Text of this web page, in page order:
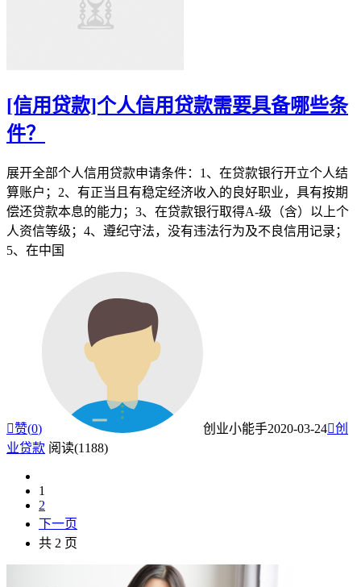
[信用贷款]个人信用贷款需要具备哪些条
件？
展开全部个人信用贷款申请条件：1、在贷款银行开立个人结
算账户；2、有正当且有稳定经济收入的良好职业，具有按期
偿还贷款本息的能力；3、在贷款银行取得A-级（含）以上个
人资信等级；4、遵纪守法，没有违法行为及不良信用记录；
5、在中国
赞(0) 创业小能手2020-03-24创
业贷款 阅读(1188)
1
2
下一页
共 2 页